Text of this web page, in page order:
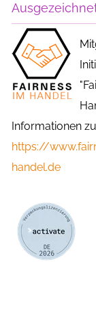
Informationen
https://
handel.de